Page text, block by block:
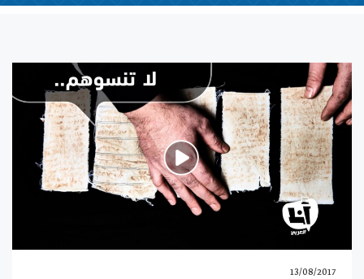
13/08/2017